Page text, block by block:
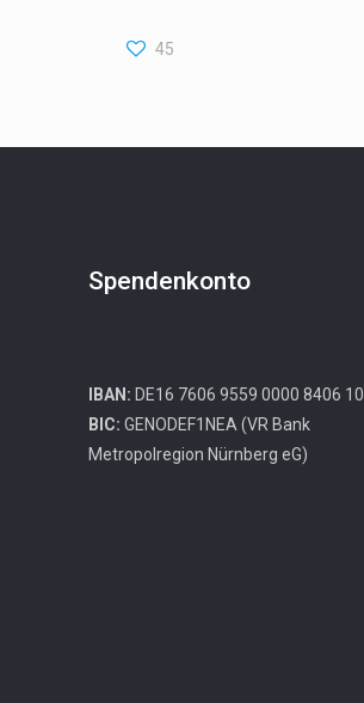
45
Spendenkonto
IBAN: DE16 7606 9559 0000 8406 10
BIC: GENODEF1NEA (VR Bank
Metropolregion Nürnberg eG)